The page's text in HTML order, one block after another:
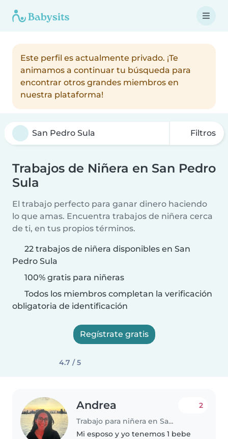
Este perfil es actualmente privado. ¡Te
animamos a continuar tu búsqueda para
encontrar otros grandes miembros en
nuestra plataforma!
Filtros
Trabajos de Niñera en San Pedro
Sula
El trabajo perfecto para ganar dinero haciendo
lo que amas. Encuentra trabajos de niñera cerca
de ti, en tus propios términos.
22 trabajos de niñera disponibles en San
Pedro Sula
100% gratis para niñeras
Todos los miembros completan la verificación
obligatoria de identificación
Regístrate gratis
4.7 / 5
Andrea
Trabajo para niñera en San Pedro Sula
2
Mi esposo y yo tenemos 1 bebe